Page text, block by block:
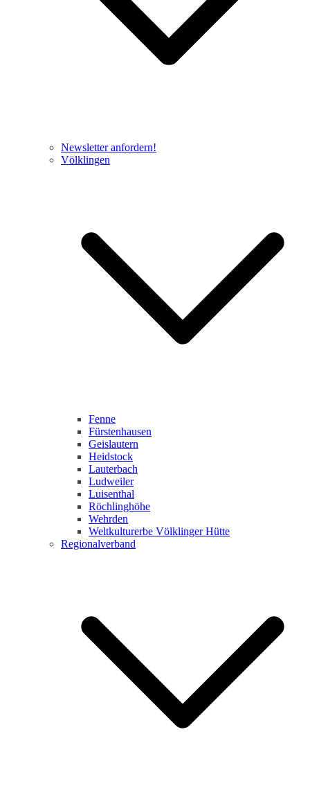
Newsletter anfordern!
Völklingen
Fenne
Fürstenhausen
Geislautern
Heidstock
Lauterbach
Ludweiler
Luisenthal
Röchlinghöhe
Wehrden
Weltkulturerbe Völklinger Hütte
Regionalverband